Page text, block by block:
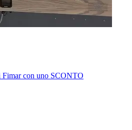
con uno SCONTO